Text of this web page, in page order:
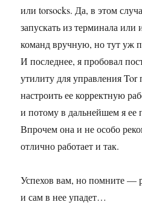
или torsocks. Да, в этом
запускать из терминала
команд вручную, но тут уж
И последнее, я пробовал
утилиту для управления
настроить ее корректную
и потому в дальнейшем я ее
Впрочем она и не особо
отлично работает и так.
Успехов вам, но помните —
и сам в нее упадет…